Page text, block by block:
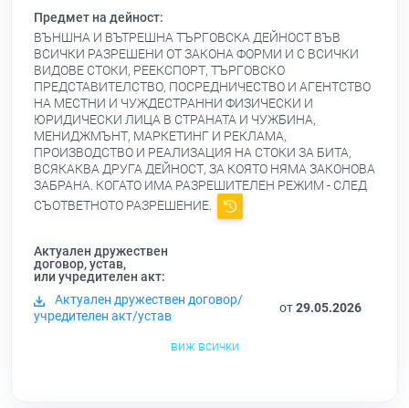
Предмет на дейност:
ВЪНШНА И ВЪТРЕШНА ТЪРГОВСКА ДЕЙНОСТ ВЪВ
ВСИЧКИ РАЗРЕШЕНИ ОТ ЗАКОНА ФОРМИ И С ВСИЧКИ
ВИДОВЕ СТОКИ, РЕЕКСПОРТ, ТЪРГОВСКО
ПРЕДСТАВИТЕЛСТВО, ПОСРЕДНИЧЕСТВО И АГЕНТСТВО
НА МЕСТНИ И ЧУЖДЕСТРАННИ ФИЗИЧЕСКИ И
ЮРИДИЧЕСКИ ЛИЦА В СТРАНАТА И ЧУЖБИНА,
МЕНИДЖМЪНТ, МАРКЕТИНГ И РЕКЛАМА,
ПРОИЗВОДСТВО И РЕАЛИЗАЦИЯ НА СТОКИ ЗА БИТА,
ВСЯКАКВА ДРУГА ДЕЙНОСТ, ЗА КОЯТО НЯМА ЗАКОНОВА
ЗАБРАНА. КОГАТО ИМА РАЗРЕШИТЕЛЕН РЕЖИМ - СЛЕД
СЪОТВЕТНОТО РАЗРЕШЕНИЕ.
Актуален дружествен
договор, устав,
или учредителен акт:
Актуален дружествен договор/
учредителен акт/устав
от29.05.2026
виж всички